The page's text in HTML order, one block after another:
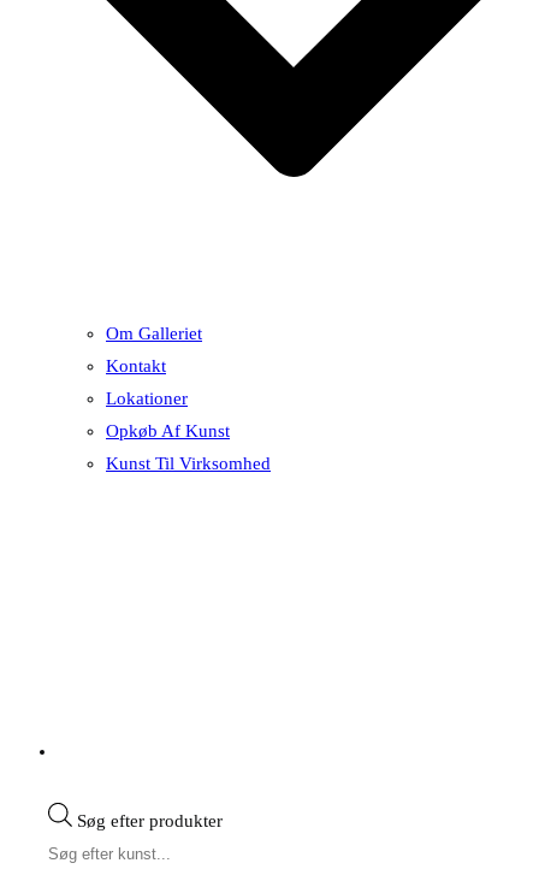
Om Galleriet
Kontakt
Lokationer
Opkøb Af Kunst
Kunst Til Virksomhed
Søg efter produkter